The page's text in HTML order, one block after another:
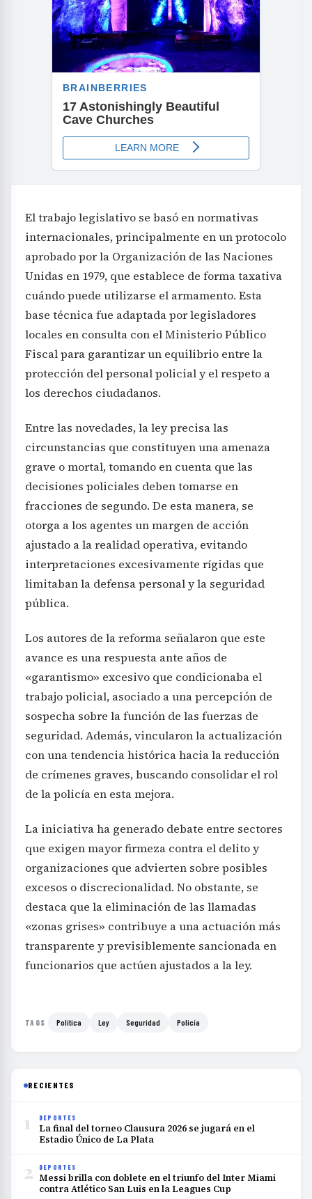
El trabajo legislativo se basó en normativas
internacionales, principalmente en un protocolo
aprobado por la Organización de las Naciones
Unidas en 1979, que establece de forma taxativa
cuándo puede utilizarse el armamento. Esta
base técnica fue adaptada por legisladores
locales en consulta con el Ministerio Público
Fiscal para garantizar un equilibrio entre la
protección del personal policial y el respeto a
los derechos ciudadanos.
Entre las novedades, la ley precisa las
circunstancias que constituyen una amenaza
grave o mortal, tomando en cuenta que las
decisiones policiales deben tomarse en
fracciones de segundo. De esta manera, se
otorga a los agentes un margen de acción
ajustado a la realidad operativa, evitando
interpretaciones excesivamente rígidas que
limitaban la defensa personal y la seguridad
pública.
Los autores de la reforma señalaron que este
avance es una respuesta ante años de
«garantismo» excesivo que condicionaba el
trabajo policial, asociado a una percepción de
sospecha sobre la función de las fuerzas de
seguridad. Además, vincularon la actualización
con una tendencia histórica hacia la reducción
de crímenes graves, buscando consolidar el rol
de la policía en esta mejora.
La iniciativa ha generado debate entre sectores
que exigen mayor firmeza contra el delito y
organizaciones que advierten sobre posibles
excesos o discrecionalidad. No obstante, se
destaca que la eliminación de las llamadas
«zonas grises» contribuye a una actuación más
transparente y previsiblemente sancionada en
funcionarios que actúen ajustados a la ley.
TAGS Política Ley Seguridad Policía
RECIENTES
1 DEPORTES
La final del torneo Clausura 2026 se jugará en el
Estadio Único de La Plata
2 DEPORTES
Messi brilla con doblete en el triunfo del Inter Miami
contra Atlético San Luis en la Leagues Cup